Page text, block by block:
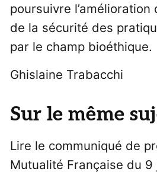
poursuivre
de la sécurité des
par le champ bioéthique.
Ghislaine Trabacchi
Sur le même
Lire le communiqué de
Mutualité Française du